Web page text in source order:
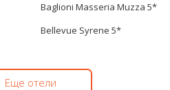
Baglioni Masseria Muzza 5*
Bellevue Syrene 5*
Еще отели